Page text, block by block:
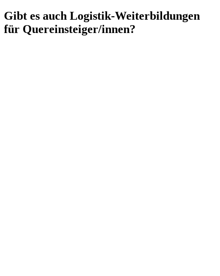
Gibt es auch Logistik-Weiterbildungen
für Quereinsteiger/innen?